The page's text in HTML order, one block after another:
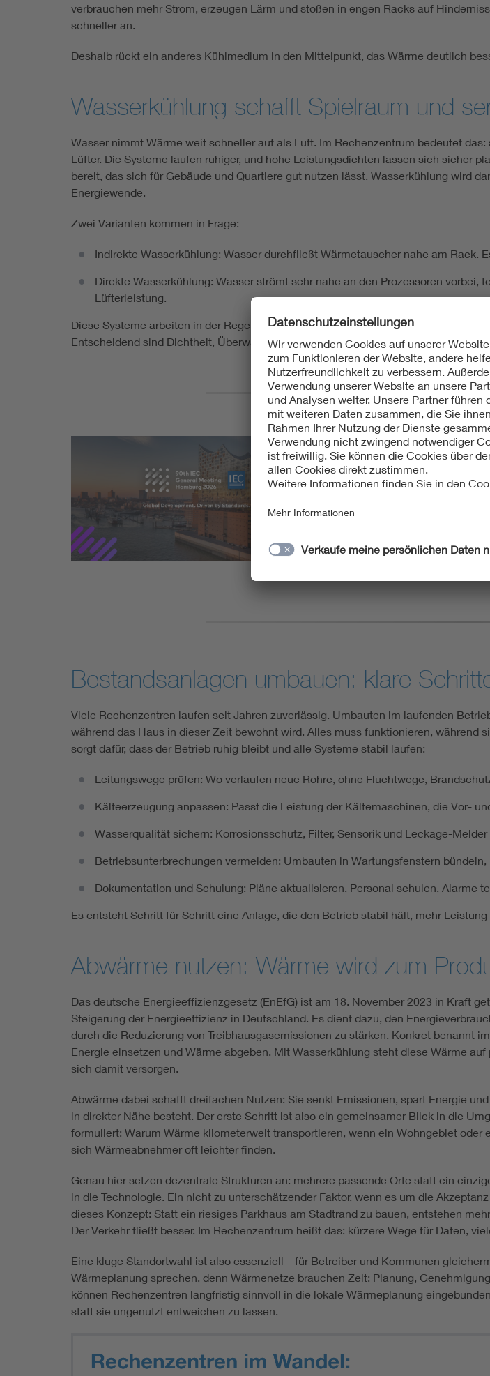
verbrauchen mehr Strom, erzeugen Lärm und stoßen in engen Racks auf
schneller an.
Deshalb rückt ein anderes Kühlmedium in den Mittelpunkt, das Wärme deutlich
Wasserkühlung schafft Spielraum und
Wasser nimmt Wärme weit schneller auf als Luft. Im Rechenzentrum bedeutet
Lüfter. Die Systeme laufen ruhiger, und hohe Leistungsdichten lassen sich sicher
bereit, das sich für Gebäude und Quartiere gut nutzen lässt. Wasserkühlung wird
Energiewende.
Zwei Varianten kommen in Frage:
Indirekte Wasserkühlung: Wasser durchfließt Wärmetauscher nahe am Rack.
Direkte Wasserkühlung: Wasser strömt sehr nahe an den Prozessoren
Lüfterleistung.
Diese Systeme arbeiten in der Regel im geschlossenen Kreislauf. Das Wasser
Entscheidend sind Dichtheit, Überwachung und klare Wartungsprozesse.
IEC General Meeting 2026
Die DKE fühlt sich geehrt,
Normung zu sein. Unter
2026 rund 3.500 Gäste in
Offizielle Webseite
Bestandsanlagen umbauen: klare
Viele Rechenzentren laufen seit Jahren zuverlässig. Umbauten im laufenden
während das Haus in dieser Zeit bewohnt wird. Alles muss funktionieren, während
sorgt dafür, dass der Betrieb ruhig bleibt und alle Systeme stabil laufen:
Leitungswege prüfen: Wo verlaufen neue Rohre, ohne Fluchtwege,
Kälteerzeugung anpassen: Passt die Leistung der Kältemaschinen, die Vor-
Wasserqualität sichern: Korrosionsschutz, Filter, Sensorik und Leckage-
Betriebsunterbrechungen vermeiden: Umbauten in Wartungsfenstern
Dokumentation und Schulung: Pläne aktualisieren, Personal schulen, Alarme
Es entsteht Schritt für Schritt eine Anlage, die den Betrieb stabil hält, mehr
Abwärme nutzen: Wärme wird zum
Das deutsche Energieeffizienzgesetz (EnEfG) ist am 18. November 2023 in Kraft
Steigerung der Energieeffizienz in Deutschland. Es dient dazu, den
durch die Reduzierung von Treibhausgasemissionen zu stärken. Konkret benannt
Energie einsetzen und Wärme abgeben. Mit Wasserkühlung steht diese Wärme
sich damit versorgen.
Abwärme dabei schafft dreifachen Nutzen: Sie senkt Emissionen, spart Energie
in direkter Nähe besteht. Der erste Schritt ist also ein gemeinsamer Blick in die
formuliert: Warum Wärme kilometerweit transportieren, wenn ein Wohngebiet
sich Wärmeabnehmer oft leichter finden.
Genau hier setzen dezentrale Strukturen an: mehrere passende Orte statt ein
in die Technologie. Ein nicht zu unterschätzender Faktor, wenn es um die
dieses Konzept: Statt ein riesiges Parkhaus am Stadtrand zu bauen, entstehen
Der Verkehr fließt besser. Im Rechenzentrum heißt das: kürzere Wege für Daten,
Eine kluge Standortwahl ist also essenziell – für Betreiber und Kommunen
Wärmeplanung sprechen, denn Wärmenetze brauchen Zeit: Planung,
können Rechenzentren langfristig sinnvoll in die lokale Wärmeplanung
statt sie ungenutzt entweichen zu lassen.